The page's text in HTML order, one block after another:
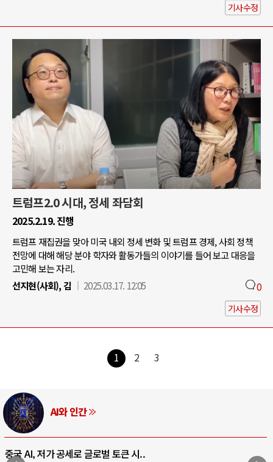
기사수정
트럼프2.0 시대, 정세 좌담회
2025.2.19. 진행
트럼프 재집권을 맞아 미국 내외 정세 변화 및 트럼프 경제, 사회 정책
전망에 대해 해당 분야 학자와 활동가들의 이야기를 들어 보고 대응을
고민해 보는 자리.
선지현(사회), 김
2025.03.17. 12:05 0
기사수정
1 2 3
AI와 인간
중국 AI, 저가 공세로 글로벌 토큰 시..